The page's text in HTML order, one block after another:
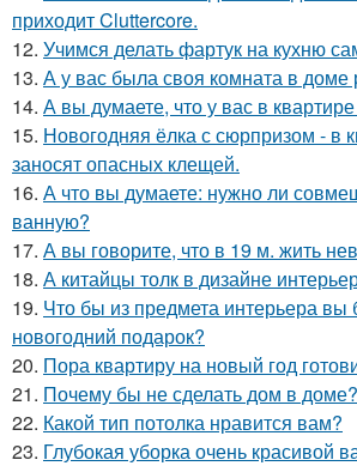
приходит Cluttercore.
12. Учимся делать фартук на кухню
13. А у вас была своя комната в доме
14. А вы думаете, что у вас в квартире
15. Новогодняя ёлка с сюрпризом - в
заносят опасных клещей.
16. А что вы думаете: нужно ли
ванную?
17. А вы говорите, что в 19 м. жить
18. А китайцы толк в дизайне
19. Что бы из предмета интерьера вы
новогодний подарок?
20. Пора квартиру на новый год
21. Почему бы не сделать дом в доме?
22. Какой тип потолка нравится вам?
23. Глубокая уборка очень красивой